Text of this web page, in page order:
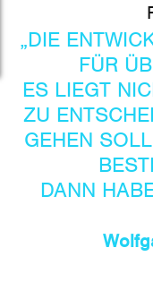
„DIE
FÜR
ES LIEGT
ZU
GEHEN
DANN